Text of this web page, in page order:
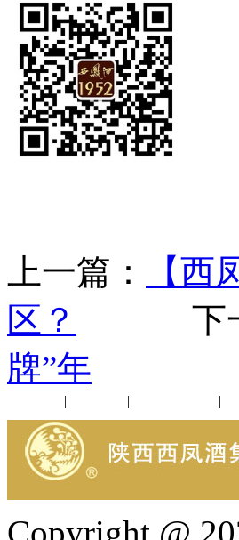
上一篇：
【
区？
下一
牌”年
| | |
Copyright @